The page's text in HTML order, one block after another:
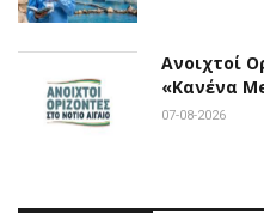
Ανοιχτοί
«Κανένα
07-08-2026